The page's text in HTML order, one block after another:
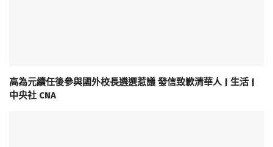
高為元續任後參與國外校長遴選惹議 發信致歉清華人 | 生活 |
中央社 CNA